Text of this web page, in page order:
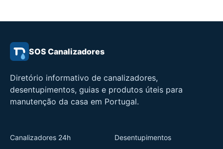
SOS Canalizadores
Diretório informativo de canalizadores,
desentupimentos, guias e produtos úteis para
manutenção da casa em Portugal.
Canalizadores 24h
Desentupimentos